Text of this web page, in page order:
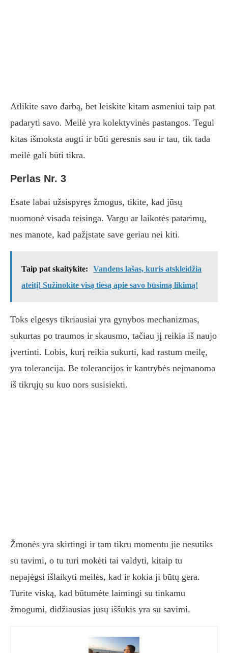
Atlikite savo darbą, bet leiskite kitam asmeniui taip pat
padaryti savo. Meilė yra kolektyvinės pastangos. Tegul
kitas išmoksta augti ir būti geresnis sau ir tau, tik tada
meilė gali būti tikra.
Perlas Nr. 3
Esate labai užsispyręs žmogus, tikite, kad jūsų
nuomonė visada teisinga. Vargu ar laikotės patarimų,
nes manote, kad pažįstate save geriau nei kiti.
Taip pat skaitykite:
Vandens lašas, kuris atskleidžia
ateitį! Sužinokite visą tiesą apie savo būsimą likimą!
Toks elgesys tikriausiai yra gynybos mechanizmas,
sukurtas po traumos ir skausmo, tačiau jį reikia iš naujo
įvertinti. Lobis, kurį reikia sukurti, kad rastum meilę,
yra tolerancija. Be tolerancijos ir kantrybės neįmanoma
iš tikrųjų su kuo nors susisiekti.
Žmonės yra skirtingi ir tam tikru momentu jie nesutiks
su tavimi, o tu turi mokėti tai valdyti, kitaip tu
nepajėgsi išlaikyti meilės, kad ir kokia ji būtų gera.
Turite viską, kad būtumėte laimingi su tinkamu
žmogumi, didžiausias jūsų iššūkis yra su savimi.